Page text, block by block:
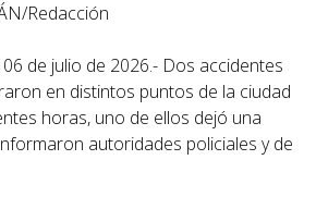
Redacción
de julio de 2026.- Dos accidentes
en distintos puntos de la ciudad
horas, uno de ellos dejó una
autoridades policiales y de